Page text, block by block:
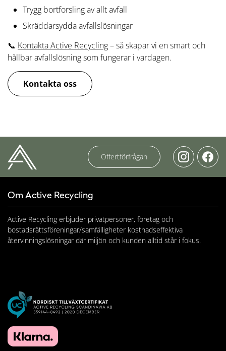
Trygg bortforsling av allt avfall
Skräddarsydda avfallslösningar
📞 Kontakta Active Recycling– så skapar vi en smart och
hållbar avfallslösning som fungerar i vardagen.
Kontakta oss
Offertförfrågan
Om Active Recycling
Active Recycling erbjuder privatpersoner, företag och
bostadsrättsföreningar/samfälligheter kostnadseffektiva
återvinningslösningar där miljön och kunden alltid står i fokus.